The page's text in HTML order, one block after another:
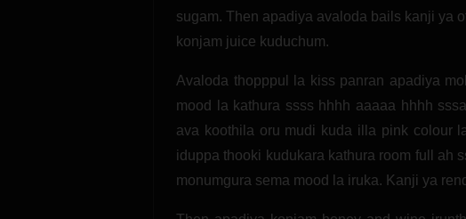
sugam. Then apadiya avaloda bails kanji ya
konjam juice kuduchum.
Avaloda thopppul la kiss panran apadiya
mood la kathura ssss hhhh aaaaa hhhh
ava koothila oru mudi kuda illa pink colour
iduppa thooki kudukara kathura room full ah
monumgura sema mood la iruka. Kanji ya